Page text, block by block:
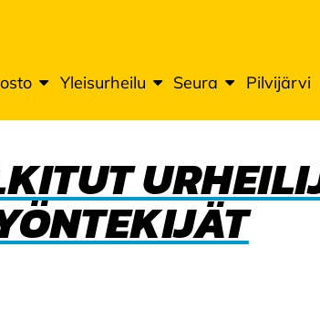
Yleisurheilu Seura Pilvijärvi